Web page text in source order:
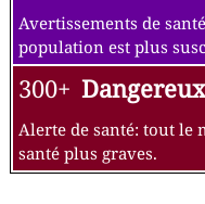
Avertissements de
population est plus
300+ Dangereux
Alerte de santé: tout le
santé plus graves.